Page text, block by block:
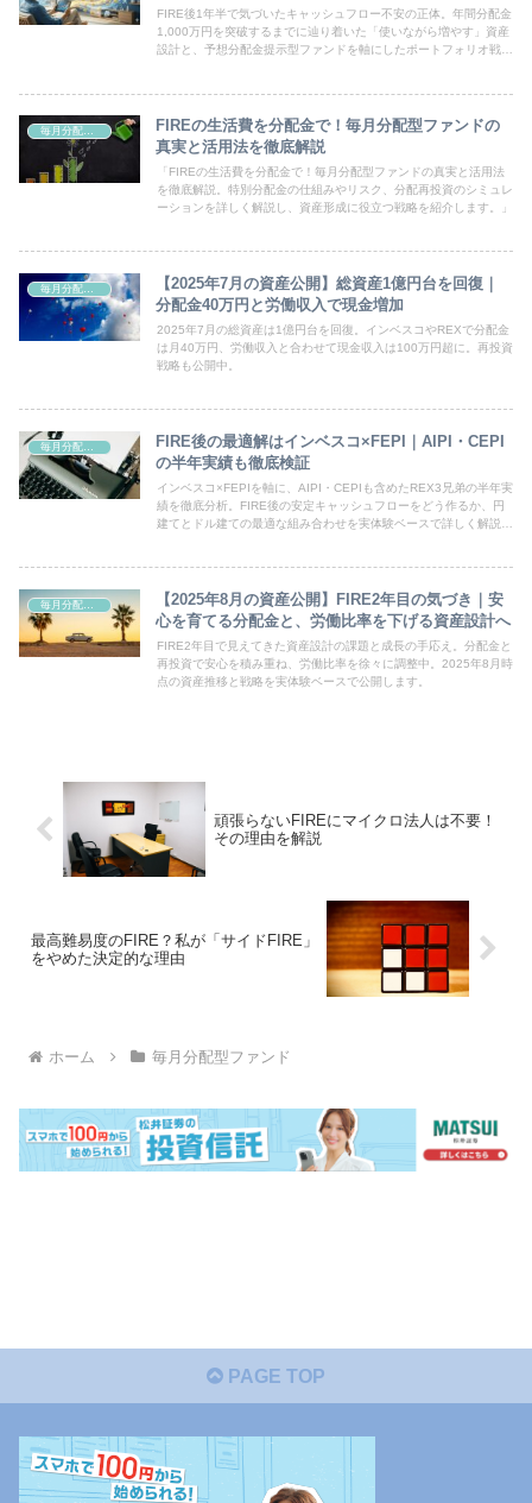
FIRE後1年半で気づいたキャッシュフロー不安の正体。年間分配金
1,000万円を突破するまでに辿り着いた「使いながら増やす」資産
設計と、予想分配金提示型ファンドを軸にしたポートフォリオ戦略
毎月分配型ファンド
FIREの生活費を分配金で！毎月分配型ファンドの
真実と活用法を徹底解説
「FIREの生活費を分配金で！毎月分配型ファンドの真実と活用法
を徹底解説。特別分配金の仕組みやリスク、分配再投資のシミュレ
ーションを詳しく解説し、資産形成に役立つ戦略を紹介します。」
毎月分配型ファンド
【2025年7月の資産公開】総資産1億円台を回復｜
分配金40万円と労働収入で現金増加
2025年7月の総資産は1億円台を回復。インベスコやREXで分配金
は月40万円、労働収入と合わせて現金収入は100万円超に。再投資
戦略も公開中。
毎月分配型ファンド
FIRE後の最適解はインベスコ×FEPI｜AIPI・CEPI
の半年実績も徹底検証
インベスコ×FEPIを軸に、AIPI・CEPIも含めたREX3兄弟の半年実
績を徹底分析。FIRE後の安定キャッシュフローをどう作るか、円
建てとドル建ての最適な組み合わせを実体験ベースで詳しく解説し
毎月分配型ファンド
【2025年8月の資産公開】FIRE2年目の気づき｜安
心を育てる分配金と、労働比率を下げる資産設計へ
FIRE2年目で見えてきた資産設計の課題と成長の手応え。分配金と
再投資で安心を積み重ね、労働比率を徐々に調整中。2025年8月時
点の資産推移と戦略を実体験ベースで公開します。
頑張らないFIREにマイクロ法人は不要！
その理由を解説
最高難易度のFIRE？私が「サイドFIRE」
をやめた決定的な理由
ホーム 毎月分配型ファンド
PAGE TOP